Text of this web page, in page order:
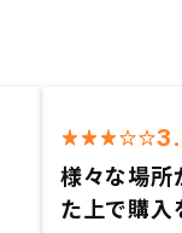
様々な場所
た上で購入